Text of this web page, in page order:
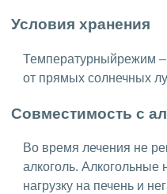
Условия хранения
Температурныйрежим
от прямых солнечных
Совместимость с
Во время лечения не
алкоголь. Алкогольные
нагрузку на печень и